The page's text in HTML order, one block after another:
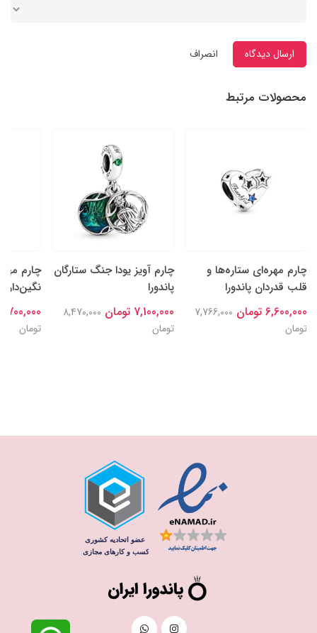
ارسال دیدگاه انصراف
محصولات مرتبط
چارم مهره‌ای ستاره‌ها و
قلب قدردان پاندورا
6,600,000 تومان
7,766,000
تومان
چارم آویز یودا جنگ ستارگان
پاندورا
7,100,000 تومان
8,470,000
تومان
چارم
نگین‌دار
6,700,000
تومان